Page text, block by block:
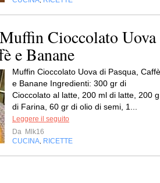
Cioccolato Uova
e Banane
Muffin Cioccolato Uova di Pasqua, Caffè
e Banane Ingredienti: 300 gr di
Cioccolato al latte, 200 ml di latte, 200
di Farina, 60 gr di olio di semi, 1...
Leggere il seguito
Da Mlk16
CUCINA RICETTE